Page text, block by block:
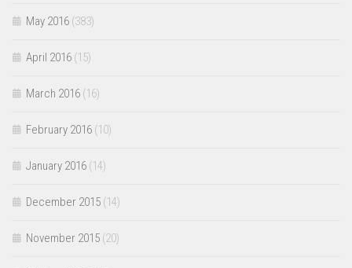
May 2016 (383)
April 2016 (15)
March 2016 (16)
February 2016 (10)
January 2016 (14)
December 2015 (14)
November 2015 (20)